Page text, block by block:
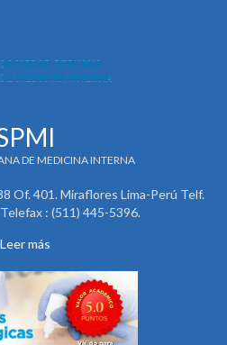
DE MEDICINA INTERNA
Of. 401. Miraflores Lima-Perú Telf.
: (511) 445-5396.
Leer más